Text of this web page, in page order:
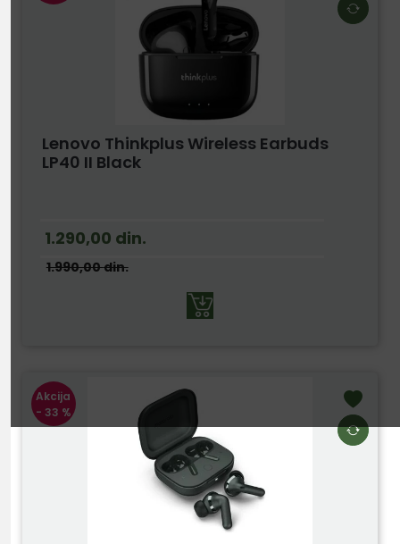
Lenovo Thinkplus Wireless Earbuds
LP40 II Black
1.290,00 din.
1.990,00din.
Akcija
- 33 %